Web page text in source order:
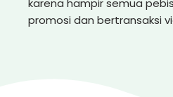
karena hampir semua
promosi dan bertransaksi